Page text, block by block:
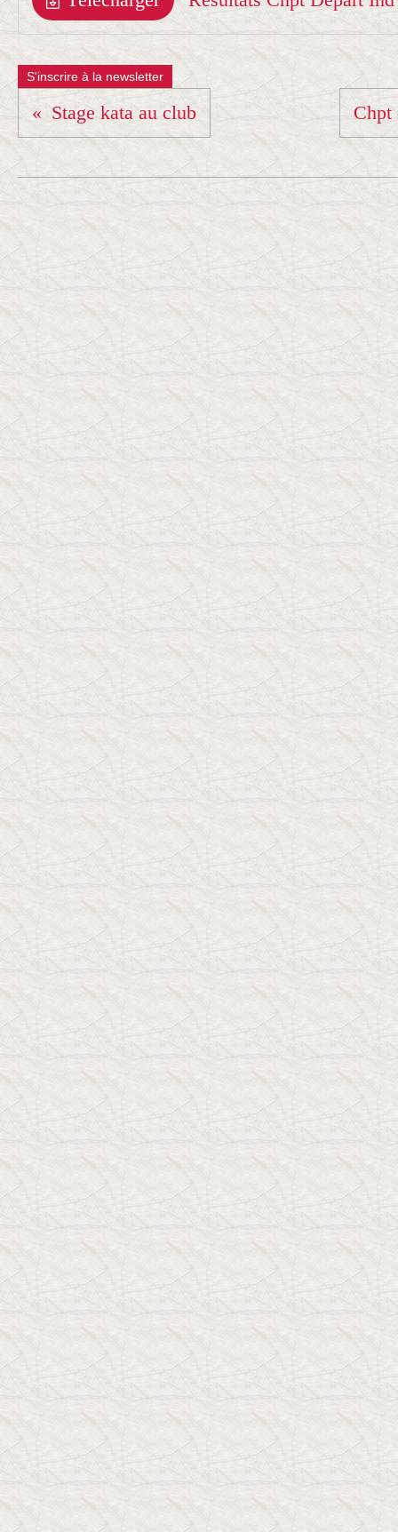
S'inscrire à la newsletter
Stage kata au club Chpt